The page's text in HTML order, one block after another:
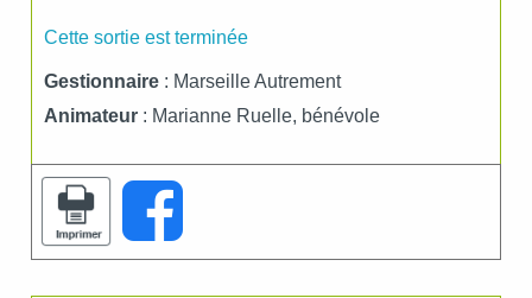
Cette sortie est terminée
Gestionnaire : Marseille Autrement
Animateur : Marianne Ruelle, bénévole